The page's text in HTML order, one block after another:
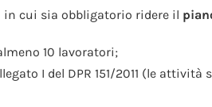
cui sia obbligatorio ridere il
10 lavoratori;
I del DPR 151/2011 (le attività